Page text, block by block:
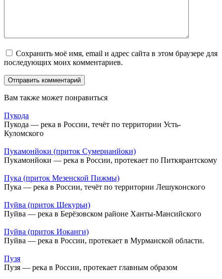
Сохранить моё имя, email и адрес сайта в этом браузере для
последующих моих комментариев.
Вам также может понравиться
Пукода
Пукода — река в России, течёт по территории Усть-
Куломского
Пукамонйоки (приток Сумерианйоки)
Пукамонйоки — река в России, протекает по Питкярантскому
Пука (приток Мезенской Пижмы)
Пука — река в России, течёт по территории Лешуконского
Пуйва (приток Щекурьи)
Пуйва — река в Берёзовском районе Ханты-Мансийского
Пуйва (приток Иоканги)
Пуйва — река в России, протекает в Мурманской области.
Пузя
Пузя — река в России, протекает главным образом